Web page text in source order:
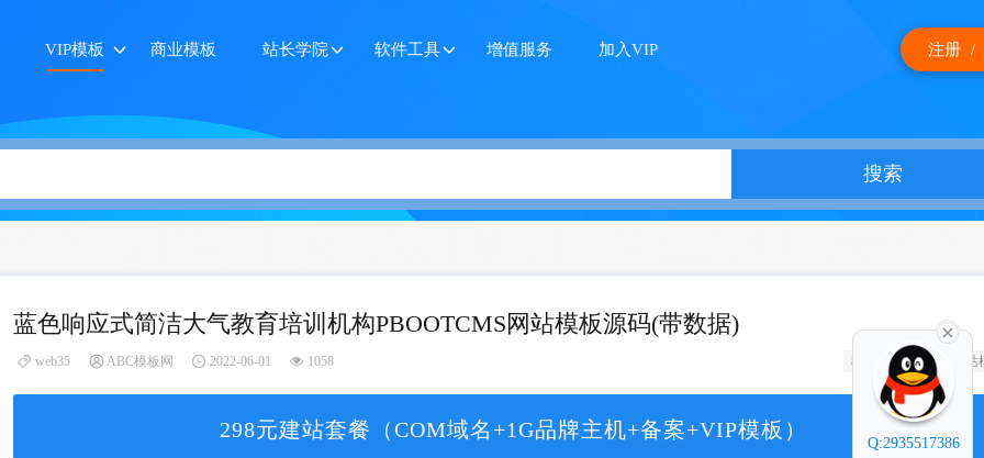
VIP模板 商业模板 站长学院 软件工具 增值服务 加入VIP 注册 /
搜索
蓝色响应式简洁大气教育培训机构PBOOTCMS网站模板源码(带数据)
web35 ABC模板网 2022-06-01 1058 教育 培训 网
298元建站套餐（COM域名+1G品牌主机+备案+VIP模板）
Q:2935517386